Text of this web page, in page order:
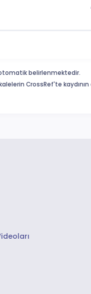
belirlenmektedir.
CrossRef'te